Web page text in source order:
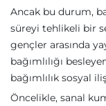
Ancak bu durum,
süreyi tehlikeli bir
gençler arasında
bağımlılığı
bağımlılık sosyal
Öncelikle, sanal